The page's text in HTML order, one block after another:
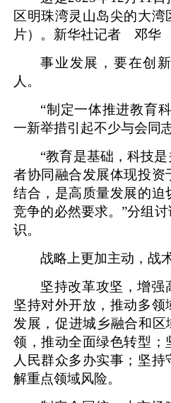
区明珠湾灵山岛尖的大
片）。新华社记者 邓
事业发展，要在创
人。
“制定一体推进教育
一新举措引起不少与会同
“教育是基础，科技
者协同融合发展体现投资
结合，是高质量发展的迫
竞争的必然要求。”分组
识。
战略上更加主动，战
坚持改革攻坚，增强
坚持对外开放，推动多领
发展，促进城乡融合和区
领，推动全面绿色转型；
人民群众多办实事；坚
解重点领域风险。